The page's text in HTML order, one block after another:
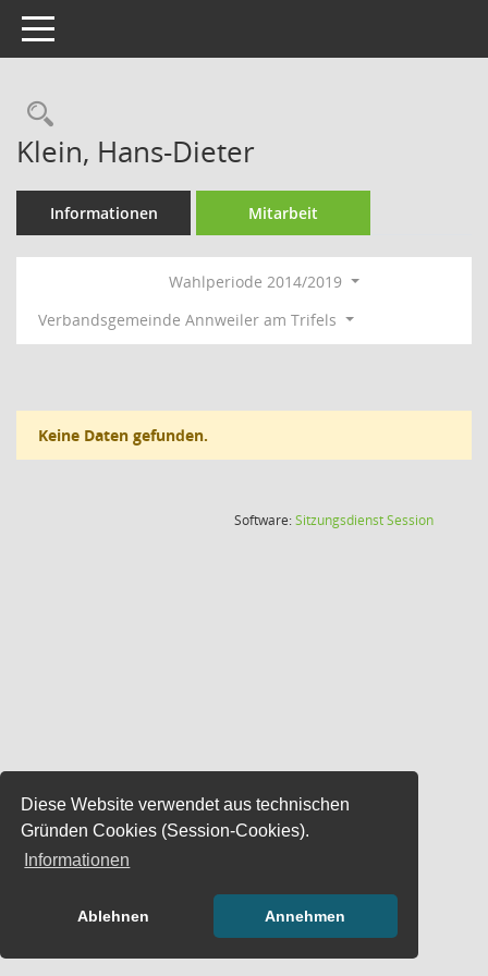
Diese Website verwendet aus technischen
Gründen Cookies (Session-Cookies).
Informationen
Ablehnen Annehmen
Toggle navigation
Rechercheauswahl
Klein, Hans-Dieter
Informationen Mitarbeit
Wahlperiode 2014/2019
Verbandsgemeinde Annweiler am Trifels
Keine Daten gefunden.
Software:SitzungsdienstSession(Wird in